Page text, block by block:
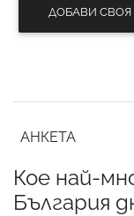
ДОБАВИ СВОЯ
АНКЕТА
Кое най-
България